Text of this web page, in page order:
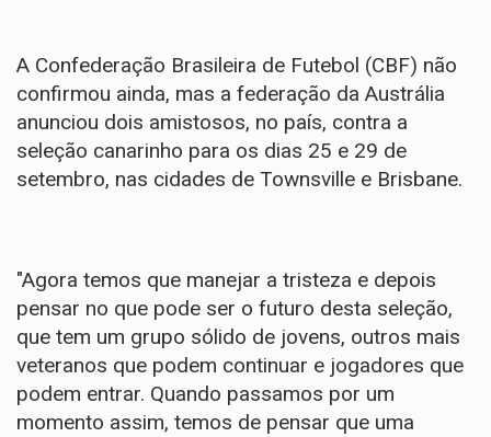
A Confederação Brasileira de Futebol (CBF) não
confirmou ainda, mas a federação da Austrália
anunciou dois amistosos, no país, contra a
seleção canarinho para os dias 25 e 29 de
setembro, nas cidades de Townsville e Brisbane.
"Agora temos que manejar a tristeza e depois
pensar no que pode ser o futuro desta seleção,
que tem um grupo sólido de jovens, outros mais
veteranos que podem continuar e jogadores que
podem entrar. Quando passamos por um
momento assim, temos de pensar que uma